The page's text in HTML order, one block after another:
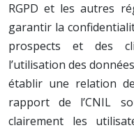
RGPD et les autres
garantir la
prospects et des
l’utilisation des
établir une relation
rapport de l’CNIL
clairement les